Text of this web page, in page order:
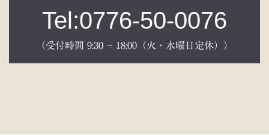
Tel:0776-50-0076
（受付時間 9:30 ~ 18:00（火・水曜日定休））